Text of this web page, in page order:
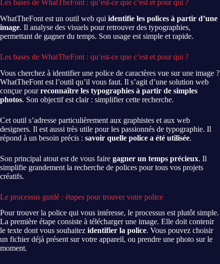
Les bases de WhatTheFont : qu’est-ce que c’est et pour qui ?
WhatTheFont est un outil web qui identifie les polices à partir d’une
image. Il analyse des visuels pour retrouver des typographies,
permettant de gagner du temps. Son usage est simple et rapide.
Les bases de WhatTheFont : qu’est-ce que c’est et pour qui ?
Vous cherchez à identifier une police de caractères vue sur une image ?
WhatTheFont est l’outil qu’il vous faut. Il s’agit d’une solution web
conçue pourreconnaître les typographies à partir de simples
photos. Son objectif est clair : simplifier cette recherche.
Cet outil s’adresse particulièrement aux graphistes et aux web
designers. Il est aussi très utile pour les passionnés de typographie. Il
répond à un besoin précis : savoir quelle police a été utilisée.
Son principal atout est de vous faire gagner un temps précieux. Il
simplifie grandement la recherche de polices pour tous vos projets
créatifs.
Le processus guidé : étapes pour trouver votre police
Pour trouver la police qui vous intéresse, le processus est plutôt simple.
La première étape consiste à télécharger une image. Elle doit contenir
le texte dont vous souhaitez identifier la police. Vous pouvez choisir
un fichier déjà présent sur votre appareil, ou prendre une photo sur le
moment.